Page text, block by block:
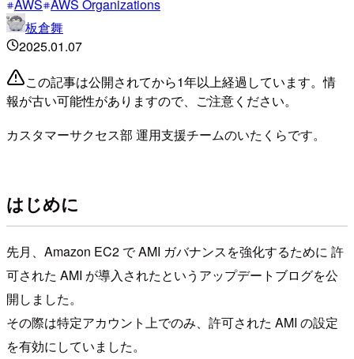
AWS AWS Organizations
板倉舞
2025.01.07
この記事は公開されてから1年以上経過しています。情
報が古い可能性がありますので、ご注意ください。
カスタマーサクセス部 運用支援チームのいたくらです。
はじめに
先月、Amazon EC2 で AMI ガバナンスを強化するために 許
可された AMI が導入されたというアップデートブログを公
開しました。
その際は特定アカウント上でのみ、許可された AMI の設定
を有効にしていました。